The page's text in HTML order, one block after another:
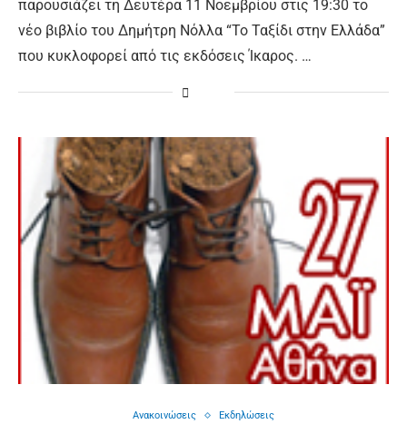
παρουσιάζει τη Δευτέρα 11 Νοεμβρίου στις 19:30 το
νέο βιβλίο του Δημήτρη Νόλλα “Το Ταξίδι στην Ελλάδα”
που κυκλοφορεί από τις εκδόσεις Ίκαρος. …
Ανακοινώσεις Εκδηλώσεις